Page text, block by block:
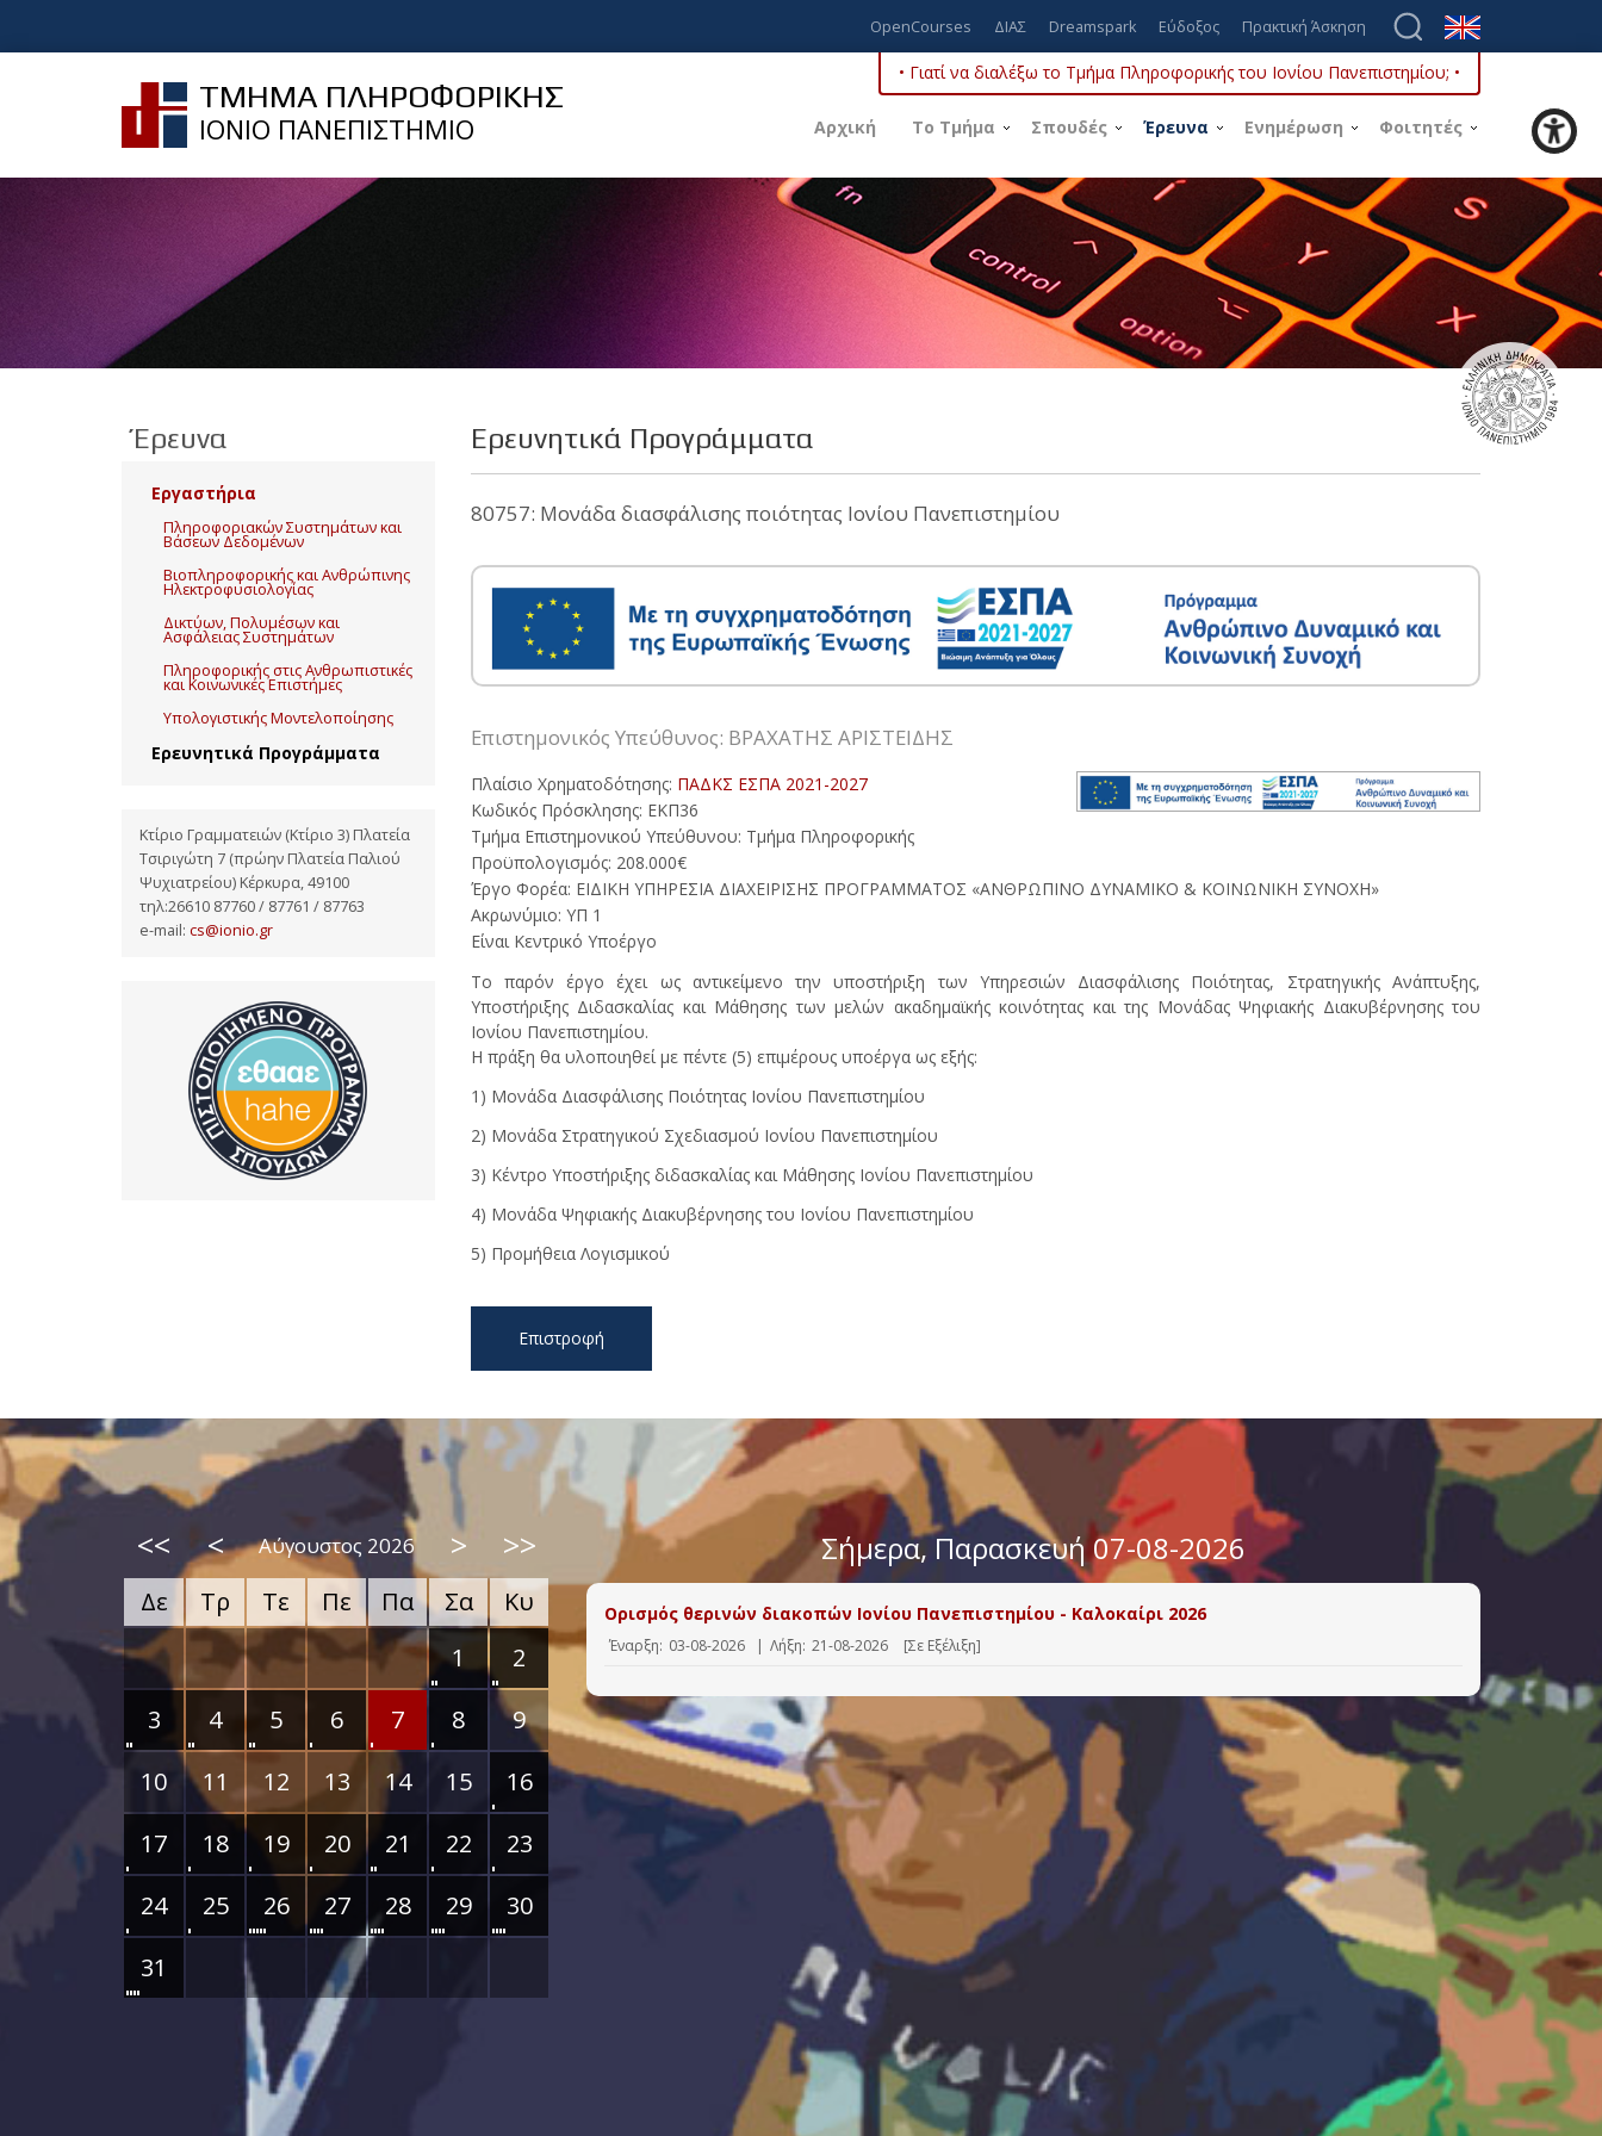
OpenCourses ΔΙΑΣ Dreamspark Εύδοξος Πρακτική Άσκηση
ΤΜΗΜΑ ΠΛΗΡΟΦΟΡΙΚΗΣ
ΙΟΝΙΟ ΠΑΝΕΠΙΣΤΗΜΙΟ
• Γιατί να διαλέξω το Τμήμα Πληροφορικής του Ιονίου Πανεπιστημίου; •
Αρχική Το Τμήμα Σπουδές Έρευνα Ενημέρωση Φοιτητές
Ερευνητικά Προγράμματα
80757: Μονάδα διασφάλισης ποιότητας Ιονίου Πανεπιστημίου
Επιστημονικός Υπεύθυνος: ΒΡΑΧΑΤΗΣ ΑΡΙΣΤΕΙΔΗΣ
Πλαίσιο Χρηματοδότησης: ΠΑΔΚΣ ΕΣΠΑ 2021-2027
Κωδικός Πρόσκλησης: ΕΚΠ36
Τμήμα Επιστημονικού Υπεύθυνου: Τμήμα Πληροφορικής
Προϋπολογισμός: 208.000€
Έργο Φορέα: ΕΙΔΙΚΗ ΥΠΗΡΕΣΙΑ ΔΙΑΧΕΙΡΙΣΗΣ ΠΡΟΓΡΑΜΜΑΤΟΣ «ΑΝΘΡΩΠΙΝΟ ΔΥΝΑΜΙΚΟ & ΚΟΙΝΩΝΙΚΗ ΣΥΝΟΧΗ»
Ακρωνύμιο: ΥΠ 1
Είναι Κεντρικό Υποέργο
Το παρόν έργο έχει ως αντικείμενο την υποστήριξη των Υπηρεσιών Διασφάλισης Ποιότητας, Στρατηγικής Ανάπτυξης,
Υποστήριξης Διδασκαλίας και Μάθησης των μελών ακαδημαϊκής κοινότητας και της Μονάδας Ψηφιακής Διακυβέρνησης του
Ιονίου Πανεπιστημίου.
Η πράξη θα υλοποιηθεί με πέντε (5) επιμέρους υποέργα ως εξής:
1) Μονάδα Διασφάλισης Ποιότητας Ιονίου Πανεπιστημίου
2) Μονάδα Στρατηγικού Σχεδιασμού Ιονίου Πανεπιστημίου
3) Κέντρο Υποστήριξης διδασκαλίας και Μάθησης Ιονίου Πανεπιστημίου
4) Μονάδα Ψηφιακής Διακυβέρνησης του Ιονίου Πανεπιστημίου
5) Προμήθεια Λογισμικού
Επιστροφή
Έρευνα
Εργαστήρια
Πληροφοριακών Συστημάτων και
Βάσεων Δεδομένων
Βιοπληροφορικής και Ανθρώπινης
Ηλεκτροφυσιολογίας
Δικτύων, Πολυμέσων και
Ασφάλειας Συστημάτων
Πληροφορικής στις Ανθρωπιστικές
και Κοινωνικές Επιστήμες
Υπολογιστικής Μοντελοποίησης
Ερευνητικά Προγράμματα
Κτίριο Γραμματειών (Κτίριο 3) Πλατεία
Τσιριγώτη 7 (πρώην Πλατεία Παλιού
Ψυχιατρείου) Κέρκυρα, 49100
τηλ:26610 87760 / 87761 / 87763
e-mail: cs@ionio.gr
<< < Αύγουστος 2026 > >>
Δε Τρ Τε Πε Πα Σα
Κυ
1
2
3
4 5 6 7 8
9
10
11 12 13 14 15
16
17
18 19 20 21 22
23
24
25 26 27 28 29
30
31
Σήμερα, Παρασκευή 07-08-2026
Ορισμός θερινών διακοπών Ιονίου Πανεπιστημίου - Καλοκαίρι 2026
Έναρξη: 03-08-2026 | Λήξη: 21-08-2026 [Σε Εξέλιξη]